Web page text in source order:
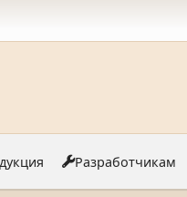
Разработчикам